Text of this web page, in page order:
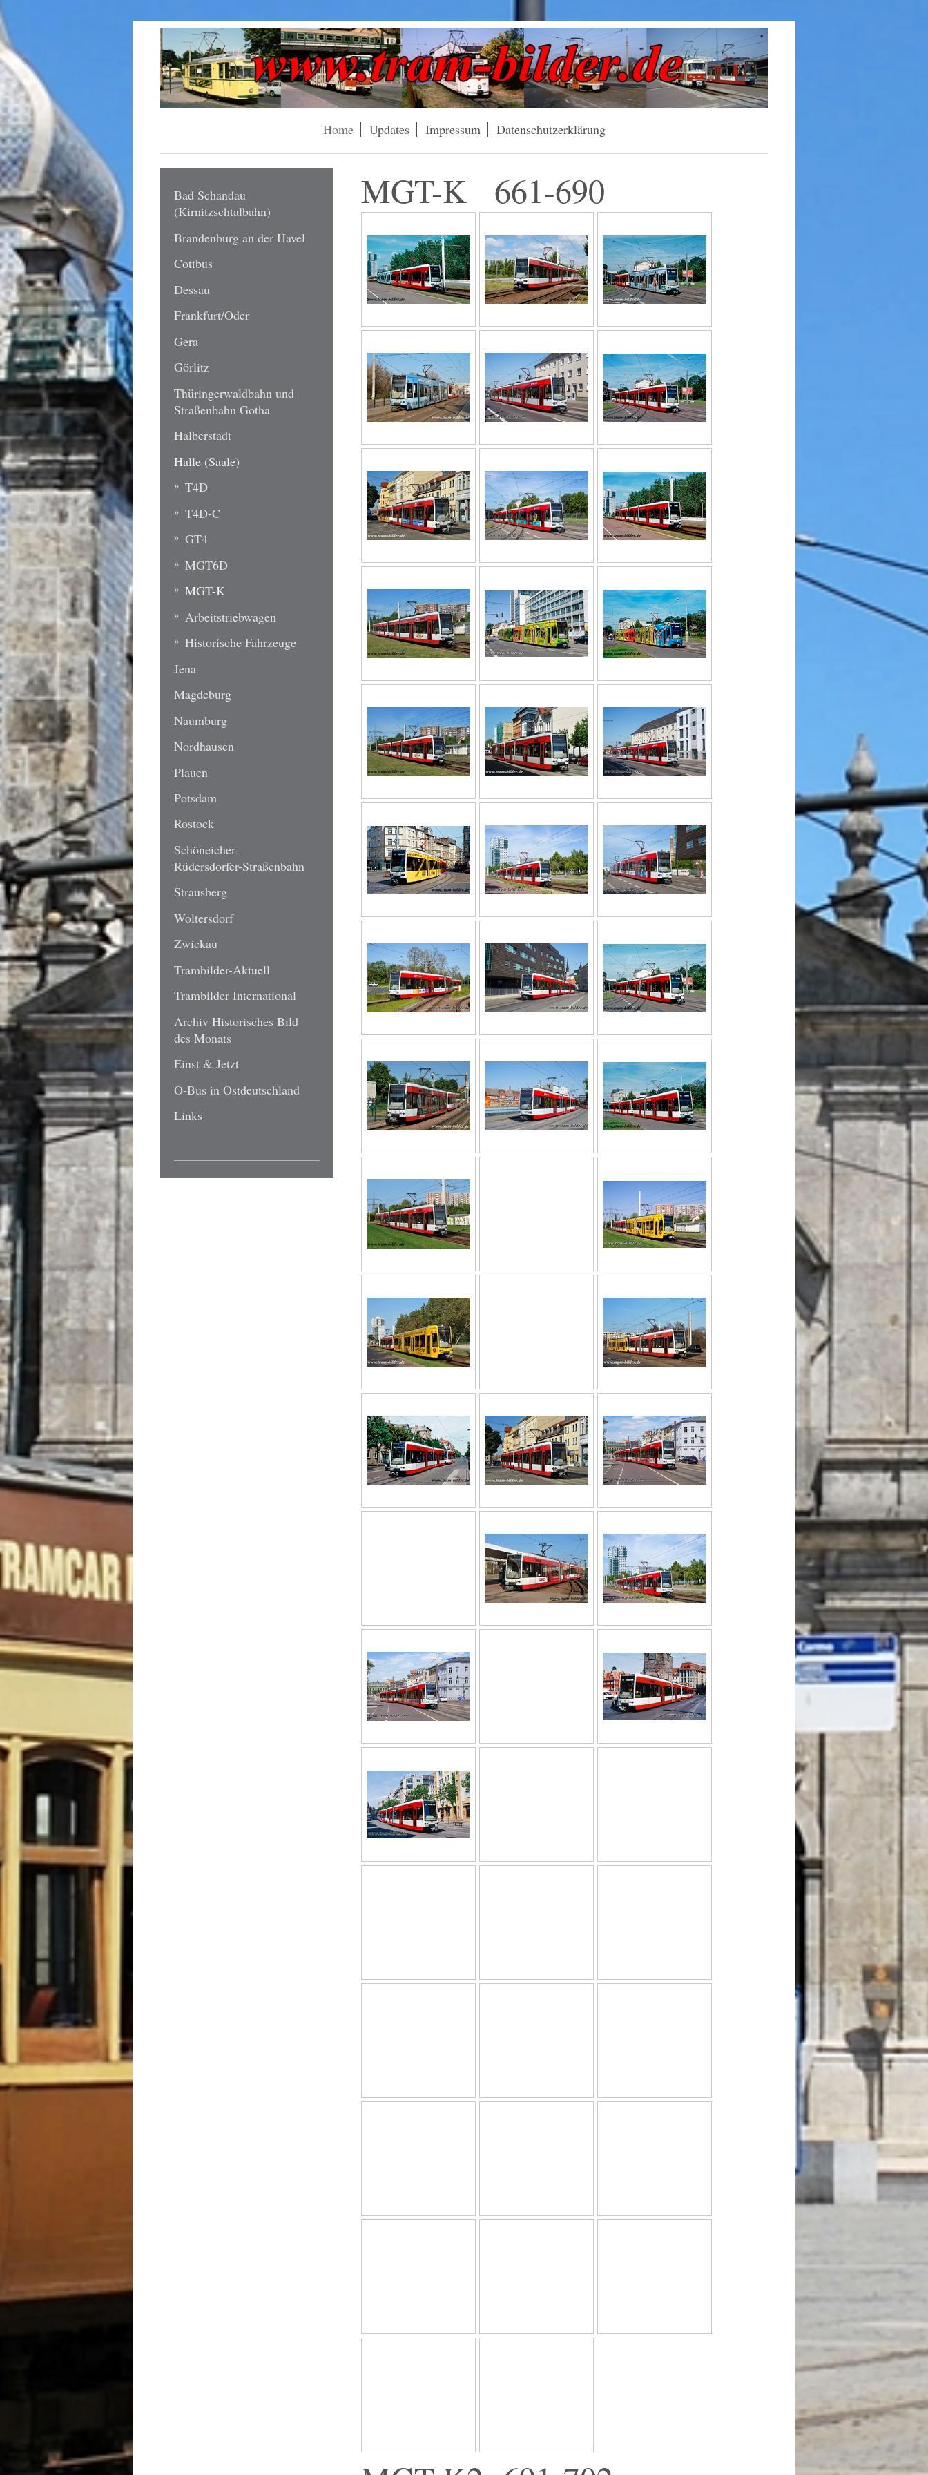
Home Updates Impressum Datenschutzerklärung
MGT-K 661-690
Bad Schandau
(Kirnitzschtalbahn)
Brandenburg an der Havel
Cottbus
Dessau
Frankfurt/Oder
Gera
Görlitz
Thüringerwaldbahn und
Straßenbahn Gotha
Halberstadt
Halle (Saale)
T4D
T4D-C
GT4
MGT6D
MGT-K
Arbeitstriebwagen
Historische Fahrzeuge
Jena
Magdeburg
Naumburg
Nordhausen
Plauen
Potsdam
Rostock
Schöneicher-
Rüdersdorfer-Straßenbahn
Strausberg
Woltersdorf
Zwickau
Trambilder-Aktuell
Trambilder International
Archiv Historisches Bild
des Monats
Einst & Jetzt
O-Bus in Ostdeutschland
Links